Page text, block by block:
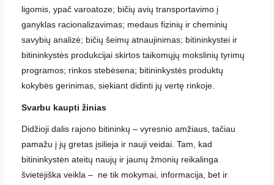
ligomis, ypač varoatoze; bičių avių transportavimo į
ganyklas racionalizavimas; medaus fizinių ir cheminių
savybių analizė; bičių šeimų atnaujinimas; bitininkystei ir
bitininkystės produkcijai skirtos taikomųjų mokslinių tyrimų
programos; rinkos stebėsena; bitininkystės produktų
kokybės gerinimas, siekiant didinti jų vertę rinkoje.
Svarbu kaupti žinias
Didžioji dalis rajono bitininkų – vyresnio amžiaus, tačiau
pamažu į jų gretas įsilieja ir nauji veidai. Tam, kad
bitininkystėn ateitų naujų ir jaunų žmonių reikalinga
švietėjiška veikla – ne tik mokymai, informacija, bet ir